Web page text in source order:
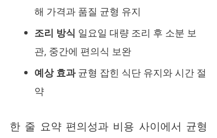
해 가격과 품질 균형 유지
조리 방식 일요일 대량 조리 후 소분 보
관, 중간에 편의식 보완
예상 효과균형 잡힌 식단 유지와 시간 절
약
한 줄 요약 편의성과 비용 사이에서 균형